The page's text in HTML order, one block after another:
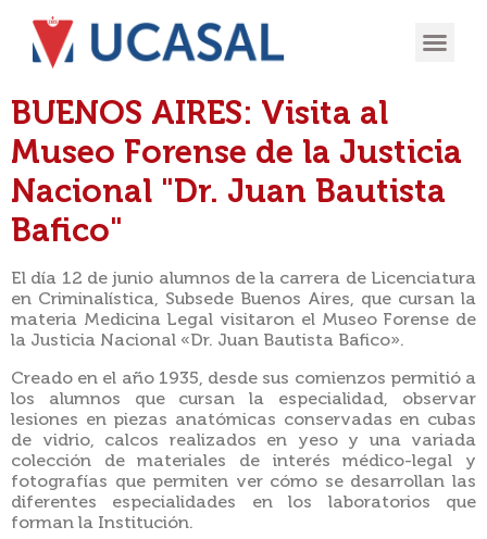
BUENOS AIRES: Visita al
Museo Forense de la Justicia
Nacional "Dr. Juan Bautista
Bafico"
El día 12 de junio alumnos de la carrera de Licenciatura
en Criminalística, Subsede Buenos Aires, que cursan la
materia Medicina Legal visitaron el Museo Forense de
la Justicia Nacional «Dr. Juan Bautista Bafico».
Creado en el año 1935, desde sus comienzos permitió a
los alumnos que cursan la especialidad, observar
lesiones en piezas anatómicas conservadas en cubas
de vidrio, calcos realizados en yeso y una variada
colección de materiales de interés médico-legal y
fotografías que permiten ver cómo se desarrollan las
diferentes especialidades en los laboratorios que
forman la Institución.